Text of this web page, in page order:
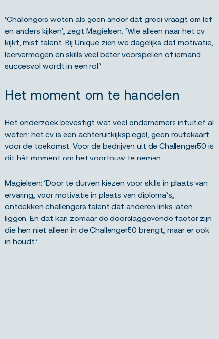
‘Challengers weten als geen ander dat groei vraagt om lef
en anders kijken’, zegt Magielsen. ‘Wie alleen naar het cv
kijkt, mist talent. Bij Unique zien we dagelijks dat motivatie,
leervermogen en skills veel beter voorspellen of iemand
succesvol wordt in een rol.’
Het moment om te handelen
Het onderzoek bevestigt wat veel ondernemers intuïtief al
weten: het cv is een achteruitkijkspiegel, geen routekaart
voor de toekomst. Voor de bedrijven uit de Challenger50 is
dit hét moment om het voortouw te nemen.
Magielsen: ‘Door te durven kiezen voor skills in plaats van
ervaring, voor motivatie in plaats van diploma’s,
ontdekken challengers talent dat anderen links laten
liggen. En dat kan zomaar de doorslaggevende factor zijn
die hen niet alleen in de Challenger50 brengt, maar er ook
in houdt.’